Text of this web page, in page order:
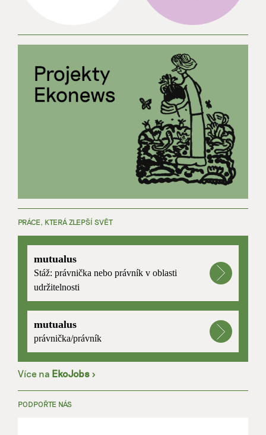
PRÁCE, KTERÁ ZLEPŠÍ SVĚT
mutualus
Stáž: právnička nebo právník v oblasti
udržitelnosti
mutualus
právnička/právník
Více na EkoJobs >
PODPOŘTE NÁS